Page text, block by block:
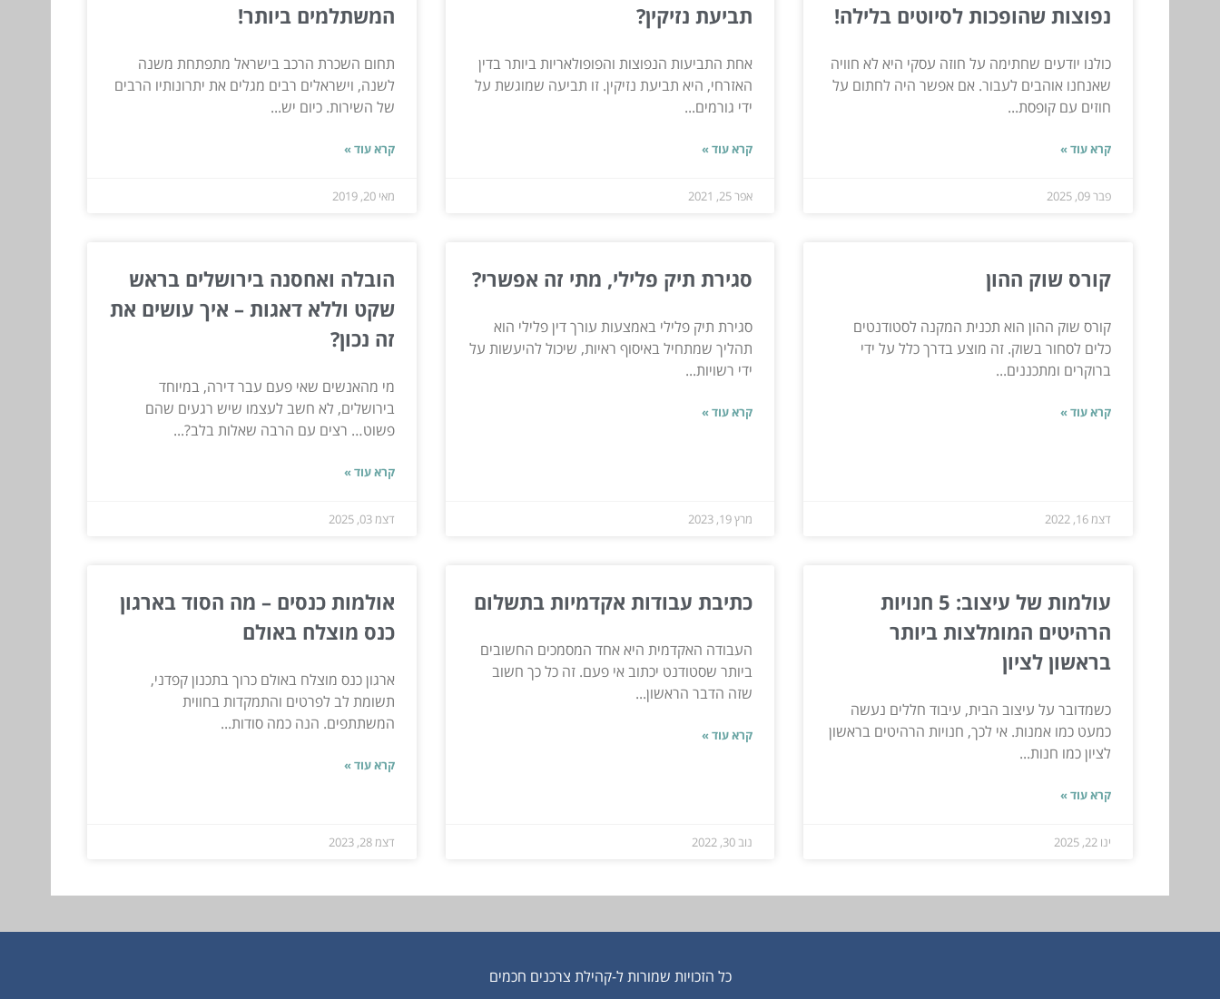
נפוצות שהופכות לסיוטים בלילה!
כולנו יודעים שחתימה על חוזה עסקי היא לא חוויה
שאנחנו אוהבים לעבור. אם אפשר היה לחתום על
חוזים עם קופסת...
קרא עוד »
פבר 09, 2025
תביעת נזיקין?
אחת התביעות הנפוצות והפופולאריות ביותר בדין
האזרחי, היא תביעת נזיקין. זו תביעה שמוגשת על
ידי גורמים...
קרא עוד »
אפר 25, 2021
המשתלמים ביותר!
תחום השכרת הרכב בישראל מתפתחת משנה
לשנה, וישראלים רבים מגלים את יתרונותיו הרבים
של השירות. כיום יש...
קרא עוד »
מאי 20, 2019
קורס שוק ההון
קורס שוק ההון הוא תכנית המקנה לסטודנטים
כלים לסחור בשוק. זה מוצע בדרך כלל על ידי
ברוקרים ומתכננים...
קרא עוד »
דצמ 16, 2022
סגירת תיק פלילי, מתי זה אפשרי?
סגירת תיק פלילי באמצעות עורך דין פלילי הוא
תהליך שמתחיל באיסוף ראיות, שיכול להיעשות על
ידי רשויות...
קרא עוד »
מרץ 19, 2023
הובלה ואחסנה בירושלים בראש
שקט וללא דאגות – איך עושים את
זה נכון?
מי מהאנשים שאי פעם עבר דירה, במיוחד
בירושלים, לא חשב לעצמו שיש רגעים שהם
פשוט… רצים עם הרבה שאלות בלב?...
קרא עוד »
דצמ 03, 2025
עולמות של עיצוב: 5 חנויות
הרהיטים המומלצות ביותר
בראשון לציון
כשמדובר על עיצוב הבית, עיבוד חללים נעשה
כמעט כמו אמנות. אי לכך, חנויות הרהיטים בראשון
לציון כמו חנות...
קרא עוד »
ינו 22, 2025
כתיבת עבודות אקדמיות בתשלום
העבודה האקדמית היא אחד המסמכים החשובים
ביותר שסטודנט יכתוב אי פעם. זה כל כך חשוב
שזה הדבר הראשון...
קרא עוד »
נוב 30, 2022
אולמות כנסים – מה הסוד בארגון
כנס מוצלח באולם
ארגון כנס מוצלח באולם כרוך בתכנון קפדני,
תשומת לב לפרטים והתמקדות בחווית
המשתתפים. הנה כמה סודות...
קרא עוד »
דצמ 28, 2023
כל הזכויות שמורות ל-קהילת צרכנים חכמים